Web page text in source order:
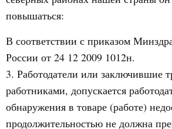
повышаться:
В соответствии с приказом
России от 24 12 2009 1012н.
3. Работодатели или заключившие
работниками, допускается
обнаружения в товаре (работе)
продолжительностью не должна